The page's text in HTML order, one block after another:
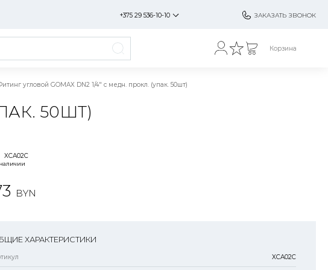
+375 29 536-10-10 ЗАКАЗАТЬ ЗВОНОК
Корзина
угловой GOMAX DN2 1/4" с медн. прокл. (упак. 50шт)
50ШТ)
XCA02C
BYN
ХАРАКТЕРИСТИКИ
XCA02C